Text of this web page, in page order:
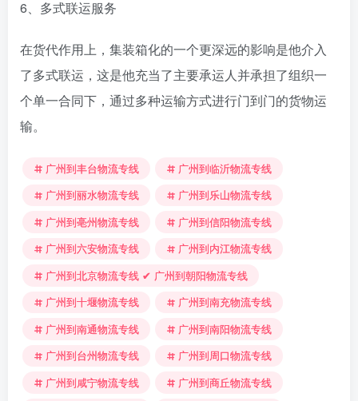
6、多式联运服务
在货代作用上，集装箱化的一个更深远的影响是他介入
了多式联运，这是他充当了主要承运人并承担了组织一
个单一合同下，通过多种运输方式进行门到门的货物运
输。
广州到丰台物流专线
广州到临沂物流专线
广州到丽水物流专线
广州到乐山物流专线
广州到亳州物流专线
广州到信阳物流专线
广州到六安物流专线
广州到内江物流专线
广州到北京物流专线 ✔ 广州到朝阳物流专线
广州到十堰物流专线
广州到南充物流专线
广州到南通物流专线
广州到南阳物流专线
广州到台州物流专线
广州到周口物流专线
广州到咸宁物流专线
广州到商丘物流专线